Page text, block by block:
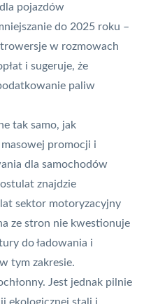
pojazdów
do 2025 roku –
w rozmowach
i sugeruje, że
paliw
tak samo, jak
promocji i
dla samochodów
znajdzie
sektor motoryzacyjny
ze stron nie kwestionuje
do ładowania i
tym zakresie.
Jest jednak pilnie